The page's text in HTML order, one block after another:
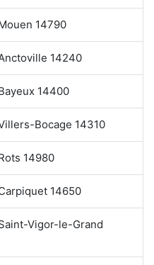
14790
14240
14400
Bocage 14310
14980
14650
Vigor-le-Grand